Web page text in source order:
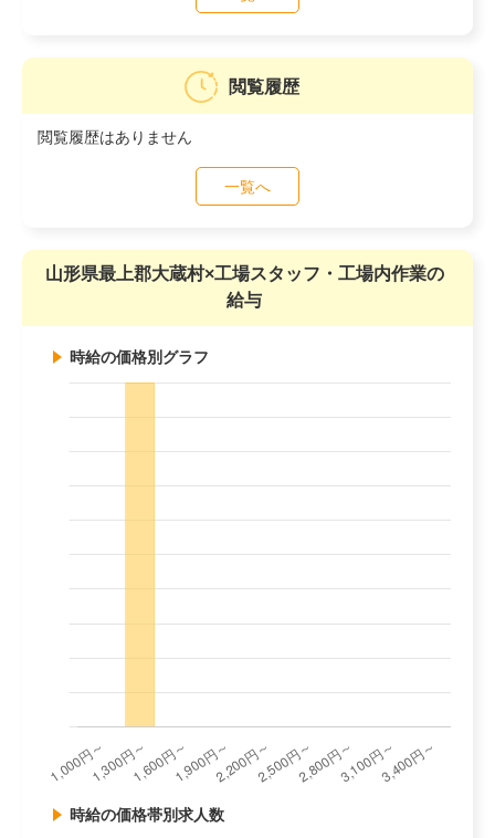
閲覧履歴
閲覧履歴はありません
一覧へ
山形県最上郡大蔵村×工場スタッフ・工場内作業の
給与
時給の価格別グラフ
時給の価格帯別求人数